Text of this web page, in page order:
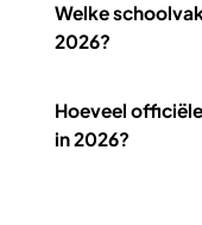
Welke
2026?
Hoeveel
in 2026?